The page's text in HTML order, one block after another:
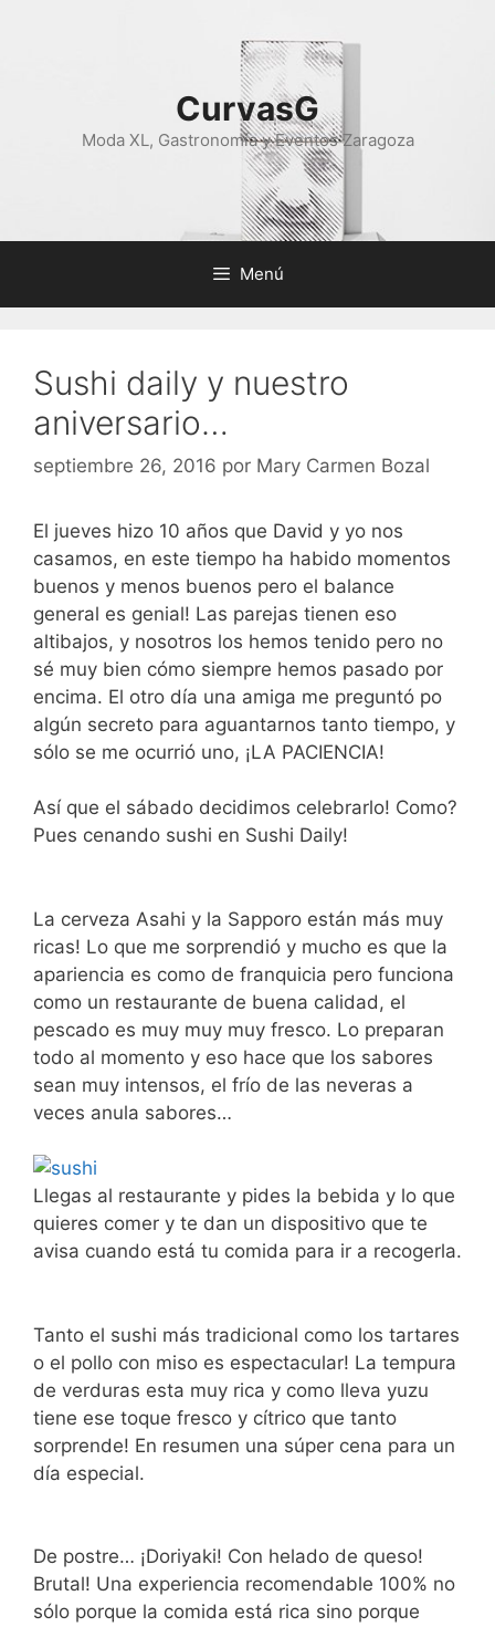
CurvasG
Moda XL, Gastronomía y Eventos Zaragoza
Menú
Sushi daily y nuestro
aniversario…
septiembre 26, 2016 por Mary Carmen Bozal
El jueves hizo 10 años que David y yo nos
casamos, en este tiempo ha habido momentos
buenos y menos buenos pero el balance
general es genial! Las parejas tienen eso
altibajos, y nosotros los hemos tenido pero no
sé muy bien cómo siempre hemos pasado por
encima. El otro día una amiga me preguntó po
algún secreto para aguantarnos tanto tiempo, y
sólo se me ocurrió uno, ¡LA PACIENCIA!
Así que el sábado decidimos celebrarlo! Como?
Pues cenando sushi en Sushi Daily!
La cerveza Asahi y la Sapporo están más muy
ricas! Lo que me sorprendió y mucho es que la
apariencia es como de franquicia pero funciona
como un restaurante de buena calidad, el
pescado es muy muy muy fresco. Lo preparan
todo al momento y eso hace que los sabores
sean muy intensos, el frío de las neveras a
veces anula sabores…
Llegas al restaurante y pides la bebida y lo que
quieres comer y te dan un dispositivo que te
avisa cuando está tu comida para ir a recogerla.
Tanto el sushi más tradicional como los tartares
o el pollo con miso es espectacular! La tempura
de verduras esta muy rica y como lleva yuzu
tiene ese toque fresco y cítrico que tanto
sorprende! En resumen una súper cena para un
día especial.
De postre… ¡Doriyaki! Con helado de queso!
Brutal! Una experiencia recomendable 100% no
sólo porque la comida está rica sino porque